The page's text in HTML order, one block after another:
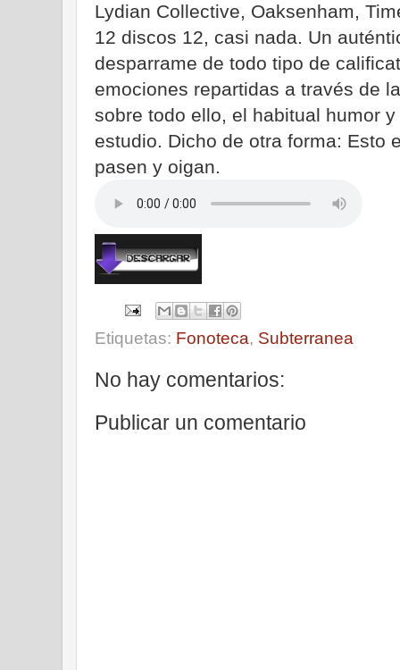
Lydian Collective, Oaksenham,
12 discos 12, casi nada. Un
desparrame de todo tipo de
emociones repartidas a través de
sobre todo ello, el habitual humor
estudio. Dicho de otra forma: Esto
pasen y oigan.
Etiquetas: Fonoteca, Subterranea
No hay comentarios:
Publicar un comentario